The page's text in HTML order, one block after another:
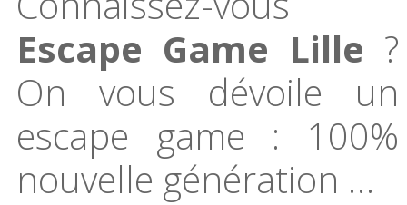
Escape Game Lille ?
On vous dévoile un
escape game : 100%
nouvelle génération …